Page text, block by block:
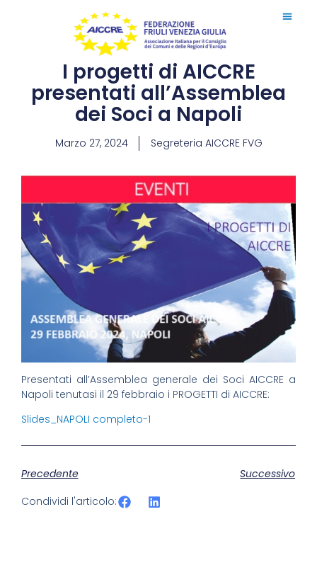
I progetti di AICCRE
presentati all’Assemblea
dei Soci a Napoli
Marzo 27, 2024 Segreteria AICCRE FVG
Presentati all’Assemblea generale dei Soci AICCRE a
Napoli tenutasi il 29 febbraio i PROGETTI di AICCRE:
Slides_NAPOLI completo-1
Precedente
Successivo
Condividi l'articolo: